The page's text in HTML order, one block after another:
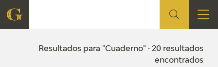
FUNDACIÓN
Resultados para "Cuaderno" · 20 resultados
encontrados